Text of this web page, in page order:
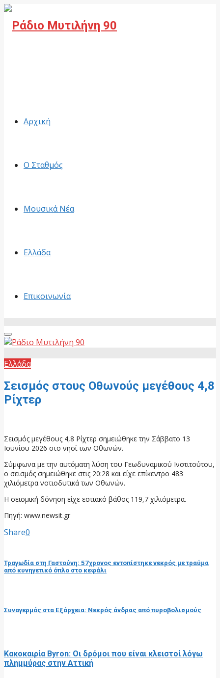
Αρχική
Ο Σταθμός
Μουσικά Νέα
Ελλάδα
Επικοινωνία
Primary
Menu
Ελλάδα
Σεισμός στους Οθωνούς μεγέθους 4,8
Ρίχτερ
Σεισμός μεγέθους 4,8 Ρίχτερ σημειώθηκε την Σάββατο 13
Ιουνίου 2026 στο νησί των Οθωνών.
Σύμφωνα με την αυτόματη λύση του Γεωδυναμικού Ινστιτούτου,
ο σεισμός σημειώθηκε στις 20:28 και είχε επίκεντρο 483
χιλιόμετρα νοτιοδυτικά των Οθωνών.
Η σεισμική δόνηση είχε εστιακό βάθος 119,7 χιλιόμετρα.
Πηγή: www.newsit.gr
Share0
Τραγωδία στη Γαστούνη: 57χρονος εντοπίστηκε νεκρός με τραύμα
από κυνηγετικό όπλο στο κεφάλι
Συναγερμός στα Εξάρχεια: Νεκρός άνδρας από πυροβολισμούς
Κακοκαιρία Byron: Οι δρόμοι που είναι κλειστοί λόγω
πλημμύρας στην Αττική